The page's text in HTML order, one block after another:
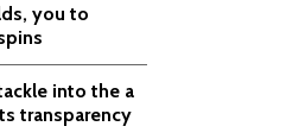
you to
into the a
transparency